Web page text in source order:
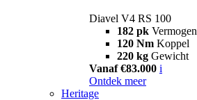
Diavel V4 RS 100
182 pk Vermogen
120 Nm Koppel
220 kg Gewicht
Vanaf €83.000 i
Ontdek meer
Heritage